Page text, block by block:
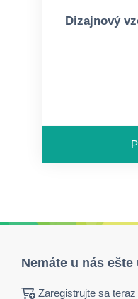
Dizajnový
Nemáte u nás ešte
Zaregistrujte sa